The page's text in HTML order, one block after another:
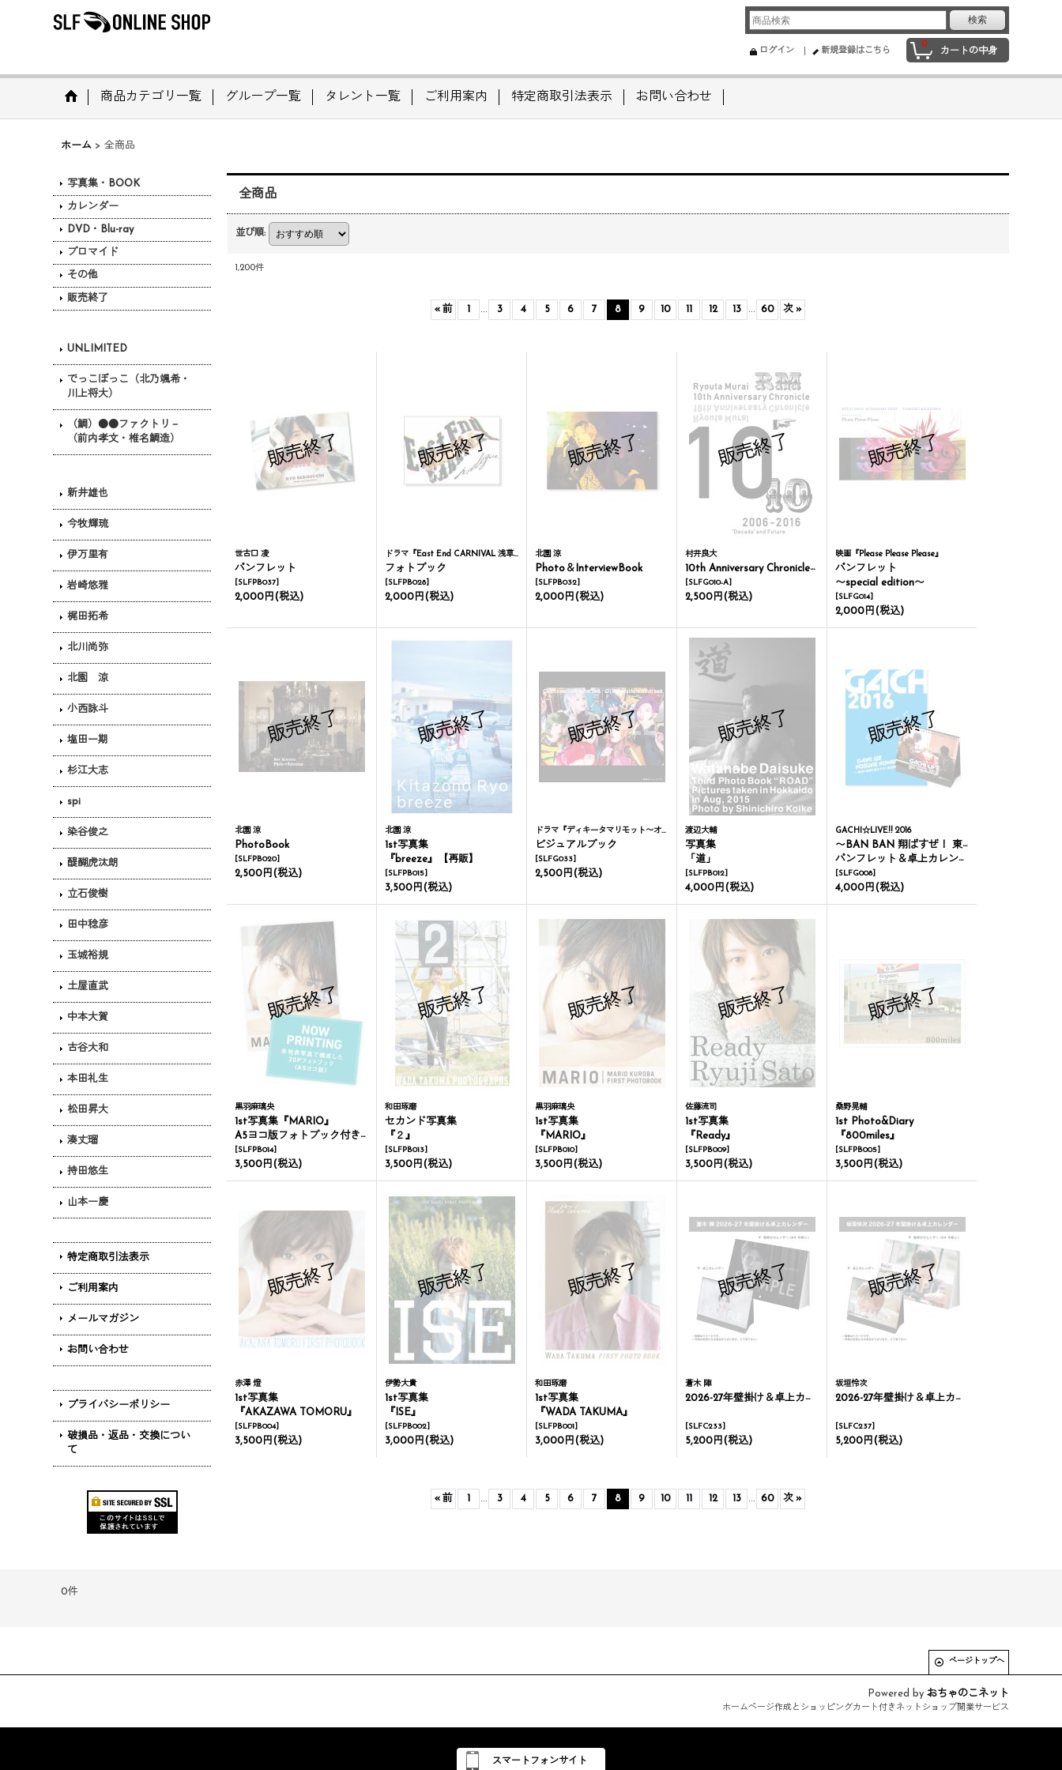
0
カートの中身
ログイン 新規登録はこちら
商品カテゴリ一覧 グループ一覧 タレント一覧 ご利用案内 特定商取引法表示 お問い合わせ
ホーム > 全商品
写真集・BOOK
カレンダー
DVD・Blu-ray
ブロマイド
その他
販売終了
UNLIMITED
でっこぼっこ（北乃颯希・
川上将大）
（鯛）●●ファクトリ－
（前内孝文・椎名鯛造）
新井雄也
今牧輝琉
伊万里有
岩崎悠雅
梶田拓希
北川尚弥
北園 涼
小西詠斗
塩田一期
杉江大志
spi
染谷俊之
醍醐虎汰朗
立石俊樹
田中稔彦
玉城裕規
土屋直武
中本大賀
古谷大和
本田礼生
松田昇大
湊丈瑠
持田悠生
山本一慶
特定商取引法表示
ご利用案内
メールマガジン
お問い合わせ
プライバシーポリシー
破損品・返品・交換につい
て
全商品
並び順:
1,200件
« 前 1 ... 3 4 5 6 7 8 9 10 11 12 13 ... 60 次 »
世古口 凌
パンフレット
[SLFPB037]
2,000円 (税込)
ドラマ『East End CARNIVAL 浅草花やしき探偵物語〜prologue〜』
フォトブック
[SLFPB028]
2,000円 (税込)
北園 涼
Photo＆InterviewBook
[SLFPB032]
2,000円 (税込)
村井良大
10th Anniversary Chronicle
[SLFG010-A]
2,500円 (税込)
映画『Please Please Please』
パンフレット
〜special edition〜
[SLFG014]
2,000円 (税込)
北園 涼
PhotoBook
[SLFPB020]
2,500円 (税込)
北園 涼
1st写真集
『breeze』【再販】
[SLFPB015]
3,500円 (税込)
ドラマ『ディキータマリモット〜オウセンの若者たち〜』
ビジュアルブック
[SLFG033]
2,500円 (税込)
渡辺大輔
写真集
「道」
[SLFPB012]
4,000円 (税込)
GACHI☆LIVE!! 2016
〜BAN BAN 翔ばすぜ！ 東西歌花火！〜
パンフレット＆卓上カレンダー
[SLFG008]
4,000円 (税込)
黒羽麻璃央
1st写真集『MARIO』
A5ヨコ版フォトブック付き【再販】
[SLFPB014]
3,500円 (税込)
和田琢磨
セカンド写真集
『２』
[SLFPB013]
3,500円 (税込)
黒羽麻璃央
1st写真集
『MARIO』
[SLFPB010]
3,500円 (税込)
佐藤流司
1st写真集
『Ready』
[SLFPB009]
3,500円 (税込)
桑野晃輔
1st Photo&Diary
『800miles』
[SLFPB005]
3,500円 (税込)
赤澤 燈
1st写真集
『AKAZAWA TOMORU』
[SLFPB004]
3,500円 (税込)
伊勢大貴
1st写真集
『ISE』
[SLFPB002]
3,000円 (税込)
和田琢磨
1st写真集
『WADA TAKUMA』
[SLFPB001]
3,000円 (税込)
蒼木 陣
2026-27年壁掛け＆卓上カレンダー
[SLFC233]
5,200円 (税込)
坂垣怜次
2026-27年壁掛け＆卓上カレンダー
[SLFC237]
5,200円 (税込)
« 前 1 ... 3 4 5 6 7 8 9 10 11 12 13 ... 60 次 »
0件
ページトップへ
Powered by おちゃのこネット
ホームページ作成とショッピングカート付きネットショップ開業サービス
スマートフォンサイト